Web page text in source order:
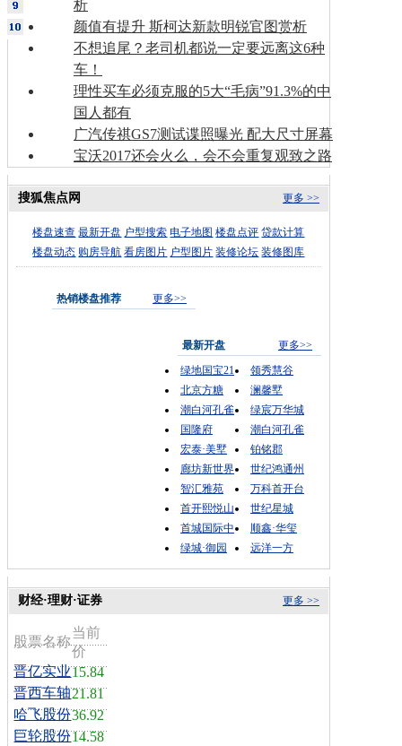
析
颜值有提升 斯柯达新款明锐官图赏析
不想追尾？老司机都说一定要远离这6种
车！
理性买车必须克服的5大“毛病”91.3%的中
国人都有
广汽传祺GS7测试谍照曝光 配大尺寸屏幕
宝沃2017还会火么，会不会重复观致之路
更多 >>
搜狐焦点网
楼盘速查 最新开盘 户型搜索 电子地图 楼盘点评 贷款计算
楼盘动态 购房导航 看房图片 户型图片 装修论坛 装修图库
热销楼盘推荐 更多>>
最新开盘
更多>>
绿地国宝21
领秀慧谷
北京方糖
澜馨墅
潮白河孔雀
绿宸万华城
国隆府
潮白河孔雀
宏泰·美墅
铂铭郡
廊坊新世界
世纪鸿通州
智汇雅苑
万科首开台
首开熙悦山
世纪星城
首城国际中
顺鑫·华玺
绿城·御园
远洋一方
更多 >>
财经·理财·证券
股票名称
当前
价
晋亿实业15.84
晋西车轴21.81
哈飞股份36.92
巨轮股份14.58